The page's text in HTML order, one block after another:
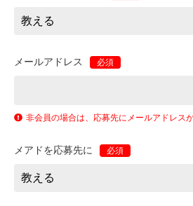
メールアドレス 必須
非会員の場合は、応募先にメールアドレス
メアドを応募先に 必須